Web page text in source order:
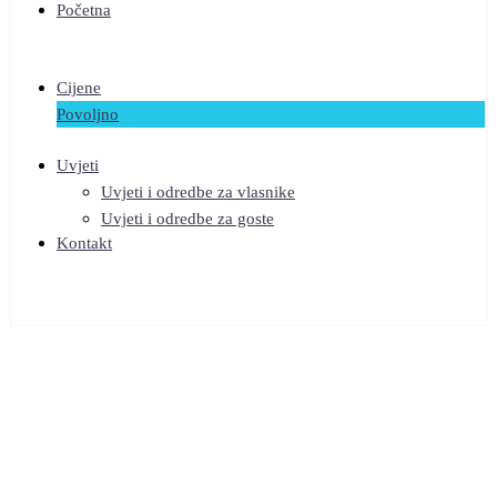
Početna
Cijene
Povoljno
Uvjeti
Uvjeti i odredbe za vlasnike
Uvjeti i odredbe za goste
Kontakt